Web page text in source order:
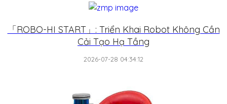
「ROBO-HI START」: Triển Khai Robot Không Cần
Cải Tạo Hạ Tầng
2026-07-28 04:34:12